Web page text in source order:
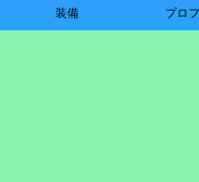
装備 プロ